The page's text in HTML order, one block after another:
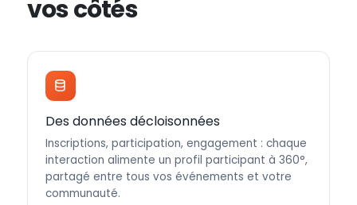
vos côtés
Des données décloisonnées
Inscriptions, participation, engagement : chaque
interaction alimente un profil participant à 360°,
partagé entre tous vos événements et votre
communauté.